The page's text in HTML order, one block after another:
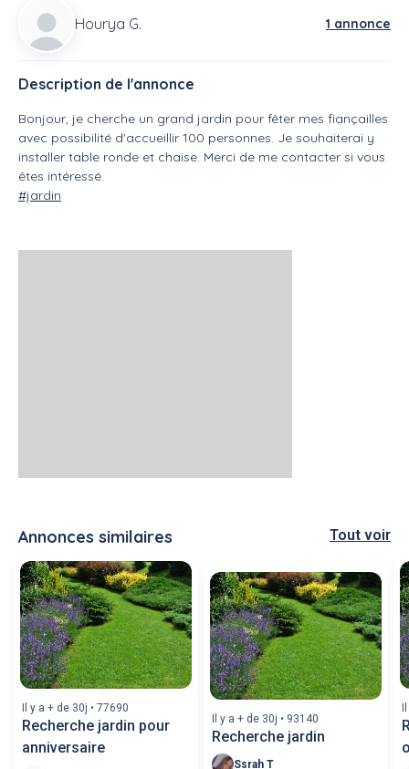
Hourya G. 1 annonce
Description de l'annonce
Bonjour, je cherche un grand jardin pour fêter mes fiançailles
avec possibilité d'accueillir 100 personnes. Je souhaiterai y
installer table ronde et chaise. Merci de me contacter si vous
êtes intéressé.
#jardin
Annonces similaires Tout voir
Il y a + de 30j • 77690
Recherche jardin pour
anniversaire
Il y a + de 30j • 93140
Recherche jardin
Ssrah T
Il